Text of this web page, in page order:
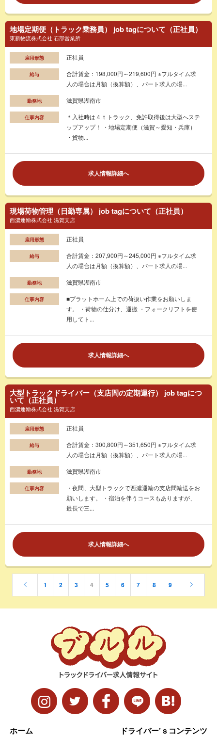
地場定期便（トラック乗務員） job tagについて（正社員）
東新物流株式会社 石部営業所
雇用形態 正社員
給与
合計賃金：198,000円～219,600円 ※フルタイム求
人の場合は月額（換算額）、パート求人の場...
勤務地 滋賀県湖南市
仕事内容
＊入社時は４ｔトラック、免許取得後は大型へステ
ップアップ！ ・地場定期便（滋賀～愛知・兵庫）
・貨物...
求人情報詳細へ
現場荷物管理（日勤専属） job tagについて（正社員）
西濃運輸株式会社 滋賀支店
雇用形態 正社員
給与
合計賃金：207,900円～245,000円 ※フルタイム求
人の場合は月額（換算額）、パート求人の場...
勤務地 滋賀県湖南市
仕事内容
■プラットホーム上での荷扱い作業をお願いしま
す。 ・荷物の仕分け、運搬 ・フォークリフトを使
用してト...
求人情報詳細へ
大型トラックドライバー（支店間の定期運行） job tagにつ
いて（正社員）
西濃運輸株式会社 滋賀支店
雇用形態 正社員
給与
合計賃金：300,800円～351,650円 ※フルタイム求
人の場合は月額（換算額）、パート求人の場...
勤務地 滋賀県湖南市
仕事内容
・夜間、大型トラックで西濃運輸の支店間輸送をお
願いします。 ・宿泊を伴うコースもありますが、
最長で三...
求人情報詳細へ
1 2 3 4 5 6 7 8 9
ホーム ドライバー’ｓコンテンツ